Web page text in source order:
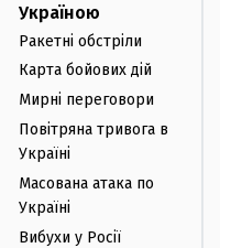
Україною
Ракетні обстріли
Карта бойових дій
Мирні переговори
Повітряна тривога в
Україні
Масована атака по
Україні
Вибухи у Росії